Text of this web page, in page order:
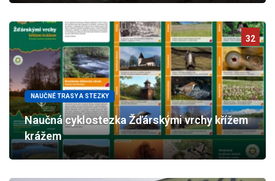
32
NAUČNÉ TRASY A STEZKY
Naučná cyklostezka Žďárskými vrchy křížem
krážem